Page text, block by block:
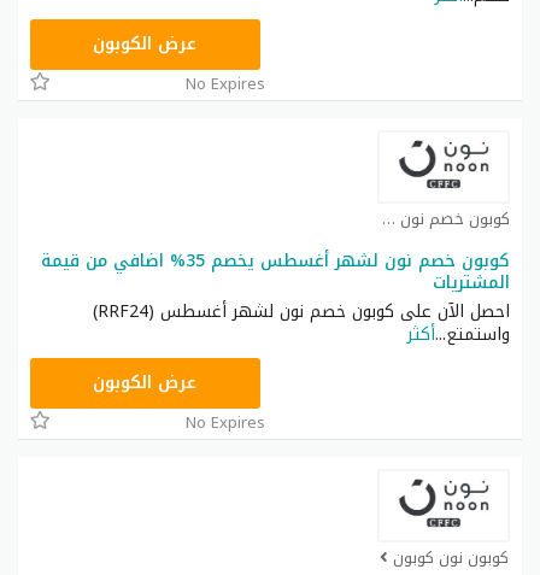
RRF24عرض الكوبون
No Expires
كوبون خصم نون كوبون
كوبون خصم نون لشهر أغسطس يخصم 35% اضافي من قيمة
المشتريات
احصل الآن على كوبون خصم نون لشهر أغسطس (RRF24)
واستمتع...أكثر
RRF24عرض الكوبون
No Expires
كوبون نون كوبون